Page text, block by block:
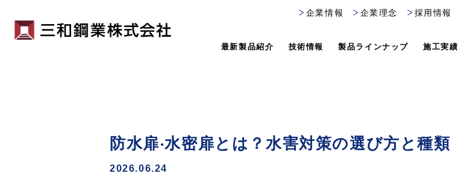
最新製品紹介 技術情報 製品ラインナップ 施工実績
企業情報 企業理念 採用情報
防⽔扉‧⽔密扉とは？⽔害対策の選び⽅と種類
2026.06.24